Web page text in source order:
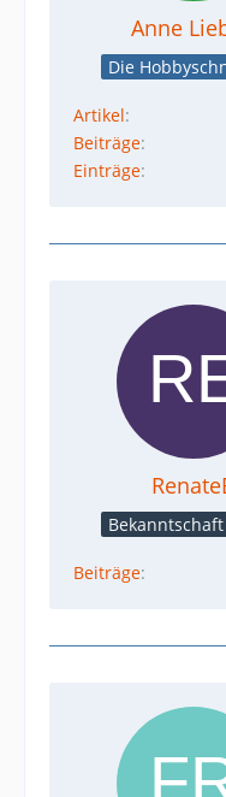
Anne
Artikel
Beiträge
Einträge
Beiträge